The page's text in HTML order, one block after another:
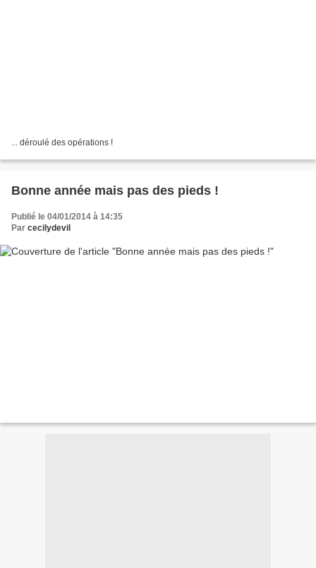
... déroulé des opérations !
Bonne année mais pas des pieds !
Publié le 04/01/2014 à 14:35
Par cecilydevil